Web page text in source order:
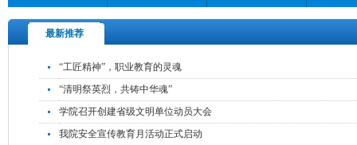
最新推荐
“工匠精神”，职业教育的灵魂
“清明祭英烈，共铸中华魂”
学院召开创建省级文明单位动员大会
我院安全宣传教育月活动正式启动